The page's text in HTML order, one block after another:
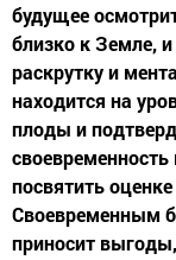
будущее
близко к Земле,
раскрутку и
находится на
плоды и
посвятить
Своевременным
приносит